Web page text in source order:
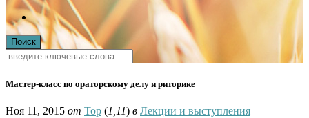
Мастер-класс по ораторскому делу и риторике
Ноя 11, 2015 от Тор (1,11) в Лекции и выступления